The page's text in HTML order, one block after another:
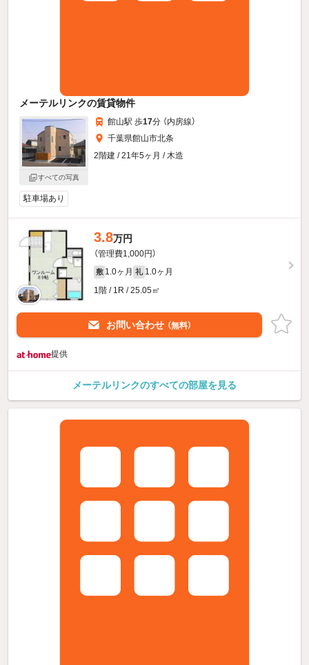
メーテルリンクの賃貸物件
すべての写真
館山駅 歩17分 （内房線）
千葉県館山市北条
2階建 / 21年5ヶ月 / 木造
駐車場あり
3.8万円
（管理費1,000円）
敷 1.0ヶ月 礼 1.0ヶ月
1階 / 1R / 25.05㎡
お問い合わせ （無料）
提供
メーテルリンクのすべての部屋を見る